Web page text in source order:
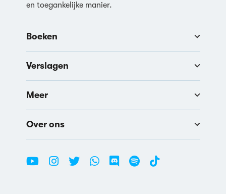
en toegankelijke manier.
Boeken
Verslagen
Meer
Over ons